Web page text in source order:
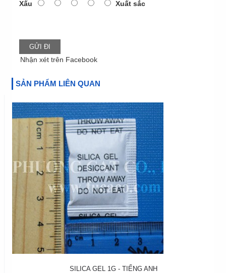
Xấu
Xuất sắc
Nhận xét trên Facebook
SẢN PHẨM LIÊN QUAN
SILICA GEL 1G - TIẾNG ANH